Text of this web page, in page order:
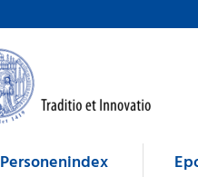
Personenindex